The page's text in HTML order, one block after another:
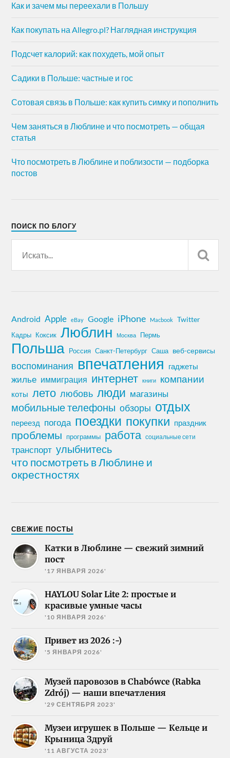
Как и зачем мы переехали в Польшу
Как покупать на Allegro.pl? Наглядная инструкция
Подсчет калорий: как похудеть, мой опыт
Садики в Польше: частные и гос
Сотовая связь в Польше: как купить симку и пополнить
Чем заняться в Люблине и что посмотреть — общая
статья
Что посмотреть в Люблине и поблизости — подборка
постов
ПОИСК ПО БЛОГУ
Android Apple eBay Google iPhone Macbook Twitter
Кадры Коксик Люблин Москва Пермь
Польша Россия Санкт-Петербург Саша веб-сервисы
воспоминания впечатления гаджеты
жилье иммиграция интернет книги компании
коты лето любовь люди магазины
мобильные телефоны обзоры отдых
переезд погода поездки покупки праздник
проблемы программы работа социальные сети
транспорт улыбнитесь
что посмотреть в Люблине и
окрестностях
СВЕЖИЕ ПОСТЫ
Катки в Люблине — свежий зимний
пост
'17 ЯНВАРЯ 2026'
HAYLOU Solar Lite 2: простые и
красивые умные часы
'10 ЯНВАРЯ 2026'
Привет из 2026 :-)
'5 ЯНВАРЯ 2026'
Музей паровозов в Chabówce (Rabka
Zdrój) — наши впечатления
'29 СЕНТЯБРЯ 2023'
Музеи игрушек в Польше — Кельце и
Крыница Здруй
'11 АВГУСТА 2023'